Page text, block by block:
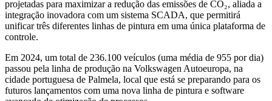
projetadas para maximizar a redução das emissões de CO₂, aliada a
integração inovadora com um sistema SCADA, que permitirá
unificar três diferentes linhas de pintura em uma única plataforma de
controle.
Em 2024, um total de 236.100 veículos (uma média de 955 por dia)
passou pela linha de produção na Volkswagen Autoeuropa, na
cidade portuguesa de Palmela, local que está se preparando para os
futuros lançamentos com uma nova linha de pintura e software